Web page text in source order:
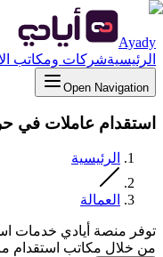
Ayady
الرئيسيةشركات ومكاتب
Open Navigation
استقدام عاملات في
الرئيسية
العمالة
توفر منصة أيادي خدمات
من خلال مكاتب استقدام